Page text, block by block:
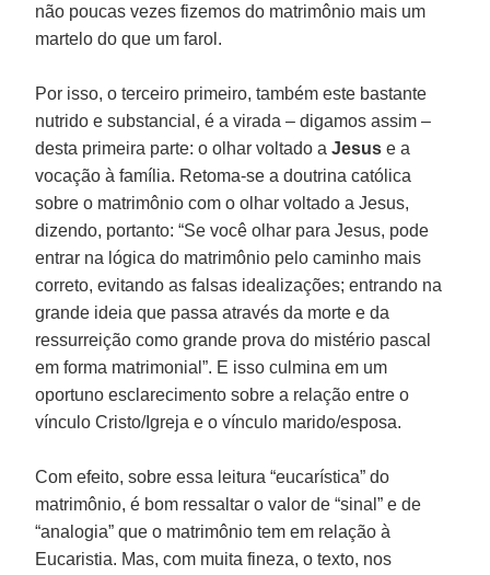
não poucas vezes fizemos do matrimônio mais um
martelo do que um farol.
Por isso, o terceiro primeiro, também este bastante
nutrido e substancial, é a virada – digamos assim –
desta primeira parte: o olhar voltado aJesus e a
vocação à família. Retoma-se a doutrina católica
sobre o matrimônio com o olhar voltado a Jesus,
dizendo, portanto: “Se você olhar para Jesus, pode
entrar na lógica do matrimônio pelo caminho mais
correto, evitando as falsas idealizações; entrando na
grande ideia que passa através da morte e da
ressurreição como grande prova do mistério pascal
em forma matrimonial”. E isso culmina em um
oportuno esclarecimento sobre a relação entre o
vínculo Cristo/Igreja e o vínculo marido/esposa.
Com efeito, sobre essa leitura “eucarística” do
matrimônio, é bom ressaltar o valor de “sinal” e de
“analogia” que o matrimônio tem em relação à
Eucaristia. Mas, com muita fineza, o texto, nos